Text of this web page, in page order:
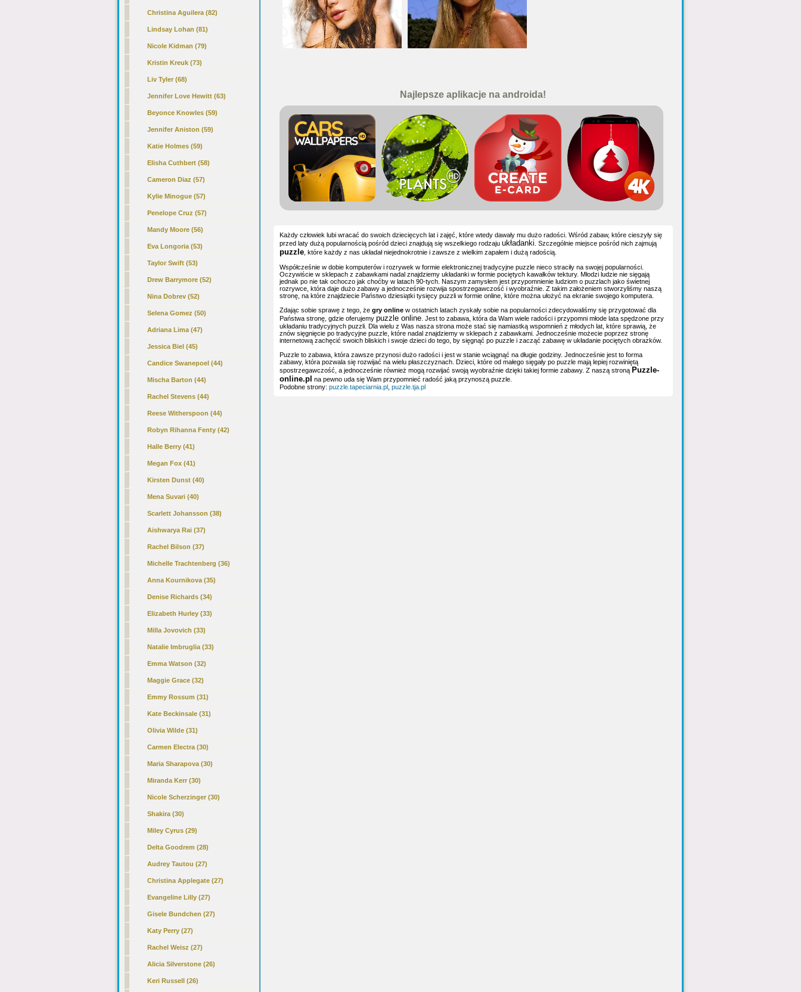
Christina Aguilera (82)
Lindsay Lohan (81)
Nicole Kidman (79)
Kristin Kreuk (73)
Liv Tyler (68)
Jennifer Love Hewitt (63)
Beyonce Knowles (59)
Jennifer Aniston (59)
Katie Holmes (59)
Elisha Cuthbert (58)
Cameron Diaz (57)
Kylie Minogue (57)
Penelope Cruz (57)
Mandy Moore (56)
Eva Longoria (53)
Taylor Swift (53)
Drew Barrymore (52)
Nina Dobrev (52)
Selena Gomez (50)
Adriana Lima (47)
Jessica Biel (45)
Candice Swanepoel (44)
Mischa Barton (44)
Rachel Stevens (44)
Reese Witherspoon (44)
Robyn Rihanna Fenty (42)
Halle Berry (41)
Megan Fox (41)
Kirsten Dunst (40)
Mena Suvari (40)
Scarlett Johansson (38)
Aishwarya Rai (37)
Rachel Bilson (37)
Michelle Trachtenberg (36)
Anna Kournikova (35)
Denise Richards (34)
Elizabeth Hurley (33)
Milla Jovovich (33)
Natalie Imbruglia (33)
Emma Watson (32)
Maggie Grace (32)
Emmy Rossum (31)
Kate Beckinsale (31)
Olivia Wilde (31)
Carmen Electra (30)
Maria Sharapova (30)
Miranda Kerr (30)
Nicole Scherzinger (30)
Shakira (30)
Miley Cyrus (29)
Delta Goodrem (28)
Audrey Tautou (27)
Christina Applegate (27)
Evangeline Lilly (27)
Gisele Bundchen (27)
Katy Perry (27)
Rachel Weisz (27)
Alicia Silverstone (26)
Keri Russell (26)
Najlepsze aplikacje na androida!
Każdy człowiek lubi wracać do swoich dziecięcych lat i zajęć, które wtedy dawały mu dużo radości. Wśród zabaw, które cieszyły się
przed laty dużą popularnością pośród dzieci znajdują się wszelkiego rodzaju układanki . Szczególnie miejsce pośród nich zajmują
puzzle, które każdy z nas układał niejednokrotnie i zawsze z wielkim zapałem i dużą radością.
Współcześnie w dobie komputerów i rozrywek w formie elektronicznej tradycyjne puzzle nieco straciły na swojej popularności.
Oczywiście w sklepach z zabawkami nadal znajdziemy układanki w formie pociętych kawałków tektury. Młodzi ludzie nie sięgają
jednak po nie tak ochoczo jak choćby w latach 90-tych. Naszym zamysłem jest przypomnienie ludziom o puzzlach jako świetnej
rozrywce, która daje dużo zabawy a jednocześnie rozwija spostrzegawczość i wyobraźnie. Z takim założeniem stworzyliśmy naszą
stronę, na które znajdziecie Państwo dziesiątki tysięcy puzzli w formie online, które można ułożyć na ekranie swojego komputera.
Zdając sobie sprawę z tego, że gry onlinew ostatnich latach zyskały sobie na popularności zdecydowaliśmy się przygotować dla
Państwa stronę, gdzie oferujemy puzzle online. Jest to zabawa, która da Wam wiele radości i przypomni młode lata spędzone przy
układaniu tradycyjnych puzzli. Dla wielu z Was nasza strona może stać się namiastką wspomnień z młodych lat, które sprawią, że
znów sięgnięcie po tradycyjne puzzle, które nadal znajdziemy w sklepach z zabawkami. Jednocześnie możecie poprzez stronę
internetową zachęcić swoich bliskich i swoje dzieci do tego, by sięgnąć po puzzle i zacząć zabawę w układanie pociętych obrazków.
Puzzle to zabawa, która zawsze przynosi dużo radości i jest w stanie wciągnąć na długie godziny. Jednocześnie jest to forma
zabawy, która pozwala się rozwijać na wielu płaszczyznach. Dzieci, które od małego sięgały po puzzle mają lepiej rozwiniętą
spostrzegawczość, a jednocześnie również mogą rozwijać swoją wyobraźnie dzięki takiej formie zabawy. Z naszą stroną Puzzle-
online.pl na pewno uda się Wam przypomnieć radość jaką przynoszą puzzle.
Podobne strony: puzzle.tapeciarnia.pl, puzzle.tja.pl